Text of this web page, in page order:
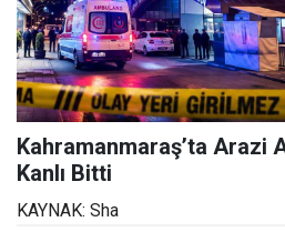
Kahramanmaraş’ta Arazi
Kanlı Bitti
KAYNAK: Sha